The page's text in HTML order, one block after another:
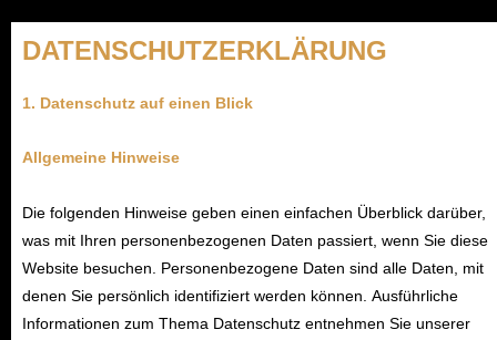
DATENSCHUTZERKLÄRUNG
1. Datenschutz auf einen Blick
Allgemeine Hinweise
Die folgenden Hinweise geben einen einfachen Überblick darüber,
was mit Ihren personenbezogenen Daten passiert, wenn Sie diese
Website besuchen. Personenbezogene Daten sind alle Daten, mit
denen Sie persönlich identifiziert werden können. Ausführliche
Informationen zum Thema Datenschutz entnehmen Sie unserer